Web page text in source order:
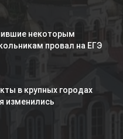
некоторым
провал на ЕГЭ
в крупных городах
изменились